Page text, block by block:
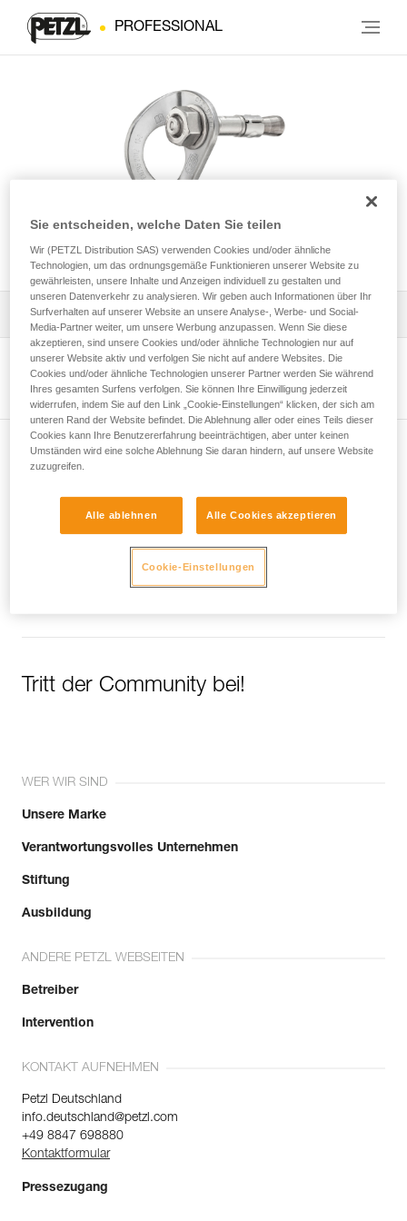
PROFESSIONAL
COEUR BOLT STEEL
Die Gebrauchsanleitung herunterladen
Technical Notice
Produktseite ansehen
Newsletter abonnieren
und auf dem Laufenden bleiben
Tritt der Community bei!
WER WIR SIND
Unsere Marke
Verantwortungsvolles Unternehmen
Stiftung
Ausbildung
ANDERE PETZL WEBSEITEN
Betreiber
Intervention
KONTAKT AUFNEHMEN
Petzl Deutschland
info.deutschland@petzl.com
+49 8847 698880
Kontaktformular
Pressezugang
Sie entscheiden, welche Daten Sie teilen
Wir (PETZL Distribution SAS) verwenden Cookies und/oder ähnliche
Technologien, um das ordnungsgemäße Funktionieren unserer Website zu
gewährleisten, unsere Inhalte und Anzeigen individuell zu gestalten und
unseren Datenverkehr zu analysieren. Wir geben auch Informationen über Ihr
Surfverhalten auf unserer Website an unsere Analyse-, Werbe- und Social-
Media-Partner weiter, um unsere Werbung anzupassen. Wenn Sie diese
akzeptieren, sind unsere Cookies und/oder ähnliche Technologien nur auf
unserer Website aktiv und verfolgen Sie nicht auf andere Websites. Die
Cookies und/oder ähnliche Technologien unserer Partner werden Sie während
Ihres gesamten Surfens verfolgen. Sie können Ihre Einwilligung jederzeit
widerrufen, indem Sie auf den Link „Cookie-Einstellungen“ klicken, der sich am
unteren Rand der Website befindet. Die Ablehnung aller oder eines Teils dieser
Cookies kann Ihre Benutzererfahrung beeinträchtigen, aber unter keinen
Umständen wird eine solche Ablehnung Sie daran hindern, auf unsere Website
zuzugreifen.
Alle ablehnen Alle Cookies akzeptieren
Cookie-Einstellungen